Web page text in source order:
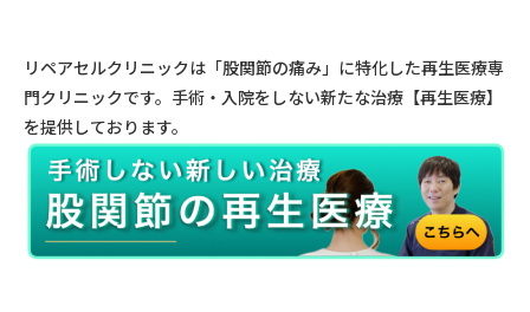
リペアセルクリニックは「股関節の痛み」に特化した再生医療専
門クリニックです。手術・入院をしない新たな治療【再生医療】
を提供しております。